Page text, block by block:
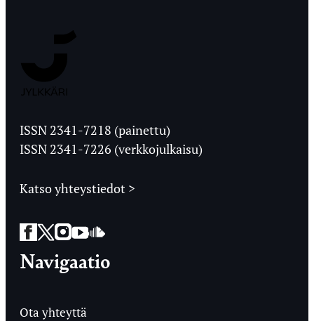
Ylioppilaslehti
ISSN 2341-7218 (painettu)
ISSN 2341-7226 (verkkojulkaisu)
Katso yhteystiedot >
Facebook
Twitter
Instagram
YouTube
SoundCloud
Navigaatio
Ota yhteyttä